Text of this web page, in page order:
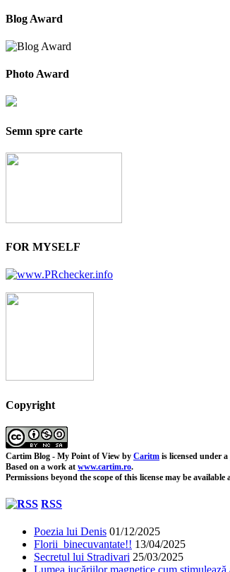
Blog Award
Photo Award
Semn spre carte
FOR MYSELF
Copyright
Cartim Blog - My Point of View by Caritm is licensed under a
Based on a work at www.cartim.ro.
Permissions beyond the scope of this license may be available
RSS
Poezia lui Denis 01/12/2025
Florii binecuvantate!! 13/04/2025
Secretul lui Stradivari 25/03/2025